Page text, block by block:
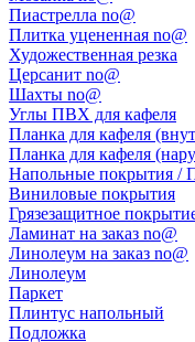
Пиастрелла no@
Плитка уцененная no@
Художественная резка
Церсанит no@
Шахты no@
Углы ПВХ для кафеля
Планка для кафеля
Планка для кафеля
Напольные покрытия /
Виниловые покрытия
Грязезащитное
Ламинат на заказ no@
Линолеум на заказ no@
Линолеум
Паркет
Плинтус напольный
Подложка